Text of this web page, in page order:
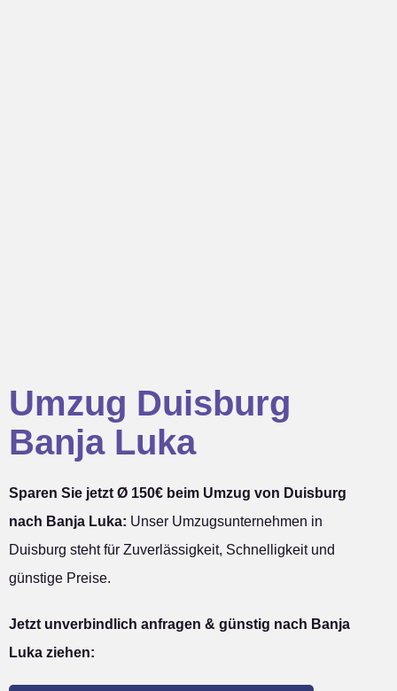
Umzug Duisburg
Banja Luka
Sparen Sie jetzt Ø 150€ beim Umzug von Duisburg
nach Banja Luka: Unser Umzugsunternehmen in
Duisburg steht für Zuverlässigkeit, Schnelligkeit und
günstige Preise.
Jetzt unverbindlich anfragen & günstig nach Banja
Luka ziehen: